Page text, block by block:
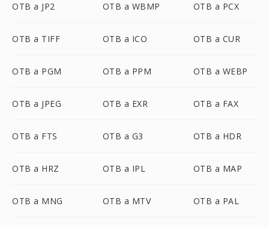
OTB a JP2 OTB a WBMP OTB a PCX
OTB a TIFF OTB a ICO OTB a CUR
OTB a PGM OTB a PPM OTB a WEBP
OTB a JPEG OTB a EXR OTB a FAX
OTB a FTS OTB a G3 OTB a HDR
OTB a HRZ OTB a IPL OTB a MAP
OTB a MNG OTB a MTV OTB a PAL